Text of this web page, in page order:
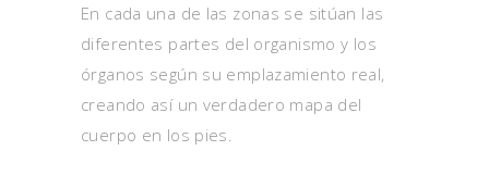
En cada una de las zonas se sitúan las
diferentes partes del organismo y los
órganos según su emplazamiento real,
creando así un verdadero mapa del
cuerpo en los pies.